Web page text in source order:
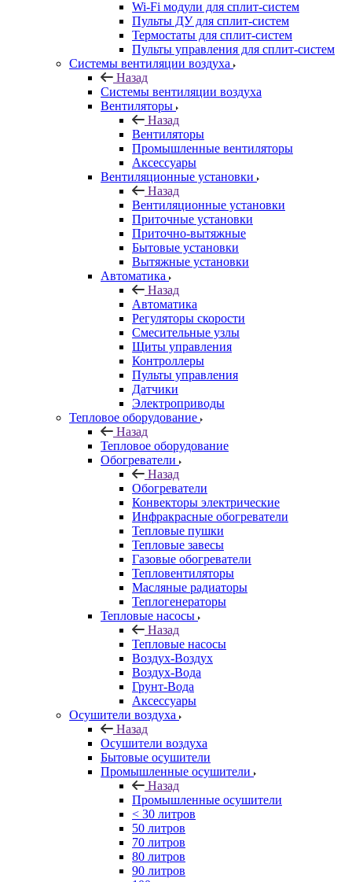
Wi-Fi модули для сплит-систем
Пульты ДУ для сплит-систем
Термостаты для сплит-систем
Пульты управления для сплит-систем
Системы вентиляции воздуха
Назад
Системы вентиляции воздуха
Вентиляторы
Назад
Вентиляторы
Промышленные вентиляторы
Аксессуары
Вентиляционные установки
Назад
Вентиляционные установки
Приточные установки
Приточно-вытяжные
Бытовые установки
Вытяжные установки
Автоматика
Назад
Автоматика
Регуляторы скорости
Смесительные узлы
Щиты управления
Контроллеры
Пульты управления
Датчики
Электроприводы
Тепловое оборудование
Назад
Тепловое оборудование
Обогреватели
Назад
Обогреватели
Конвекторы электрические
Инфракрасные обогреватели
Тепловые пушки
Тепловые завесы
Газовые обогреватели
Тепловентиляторы
Масляные радиаторы
Теплогенераторы
Тепловые насосы
Назад
Тепловые насосы
Воздух-Воздух
Воздух-Вода
Грунт-Вода
Аксессуары
Осушители воздуха
Назад
Осушители воздуха
Бытовые осушители
Промышленные осушители
Назад
Промышленные осушители
< 30 литров
50 литров
70 литров
80 литров
90 литров